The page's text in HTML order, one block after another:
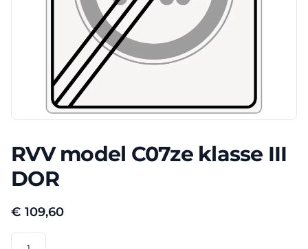
RVV model C07ze klasse III
DOR
€ 109,60